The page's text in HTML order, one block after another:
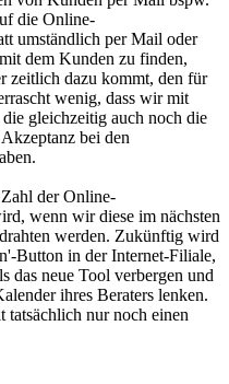
die Online-
umständlich per Mail oder
dem Kunden zu finden,
zeitlich dazu kommt, den für
wenig, dass wir mit
gleichzeitig auch noch die
bei den
der Online-
wenn wir diese im nächsten
werden. Zukünftig wird
Button in der Internet-Filiale,
das neue Tool verbergen und
ihres Beraters lenken.
tatsächlich nur noch einen